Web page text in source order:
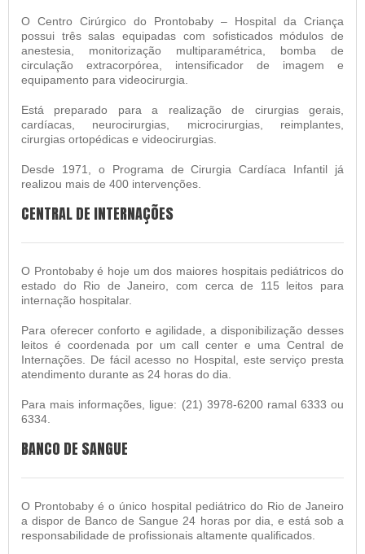
O Centro Cirúrgico do Prontobaby – Hospital da Criança
possui três salas equipadas com sofisticados módulos de
anestesia, monitorização multiparamétrica, bomba de
circulação extracorpórea, intensificador de imagem e
equipamento para videocirurgia.
Está preparado para a realização de cirurgias gerais,
cardíacas, neurocirurgias, microcirurgias, reimplantes,
cirurgias ortopédicas e videocirurgias.
Desde 1971, o Programa de Cirurgia Cardíaca Infantil já
realizou mais de 400 intervenções.
CENTRAL DE INTERNAÇÕES
O Prontobaby é hoje um dos maiores hospitais pediátricos do
estado do Rio de Janeiro, com cerca de 115 leitos para
internação hospitalar.
Para oferecer conforto e agilidade, a disponibilização desses
leitos é coordenada por um call center e uma Central de
Internações. De fácil acesso no Hospital, este serviço presta
atendimento durante as 24 horas do dia.
Para mais informações, ligue: (21) 3978-6200 ramal 6333 ou
6334.
BANCO DE SANGUE
O Prontobaby é o único hospital pediátrico do Rio de Janeiro
a dispor de Banco de Sangue 24 horas por dia, e está sob a
responsabilidade de profissionais altamente qualificados.